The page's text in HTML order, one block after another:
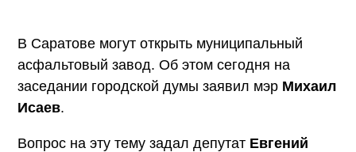
В Саратове могут открыть муниципальный
асфальтовый завод. Об этом сегодня на
заседании городской думы заявил мэр Михаил
Исаев.
Вопрос на эту тему задал депутат Евгений